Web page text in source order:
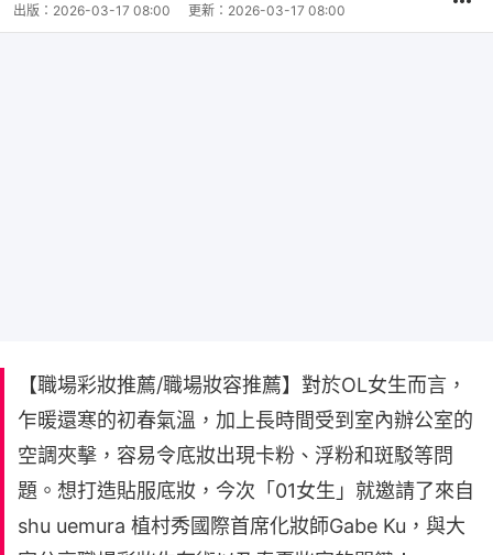
出版： 2026-03-17 08:00 更新： 2026-03-17 08:00
【職場彩妝推薦/職場妝容推薦】對於OL女生而言，
乍暖還寒的初春氣溫，加上長時間受到室內辦公室的
空調夾擊，容易令底妝出現卡粉、浮粉和斑駁等問
題。想打造貼服底妝，今次「01女生」就邀請了來自
shu uemura 植村秀國際首席化妝師Gabe Ku，與大